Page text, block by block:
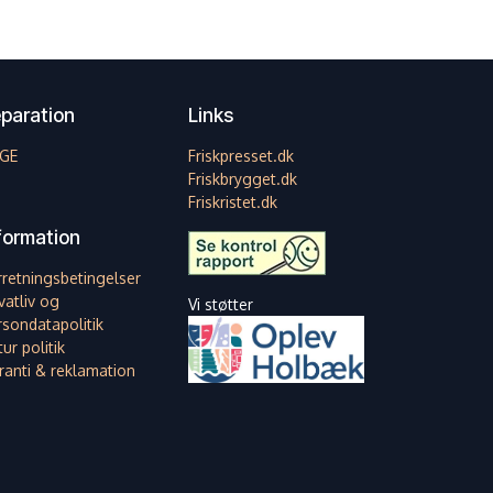
og
politik
& reklamation
Links
Friskpresset.dk
Friskbrygget.dk
Friskristet.dk
Vi støtter